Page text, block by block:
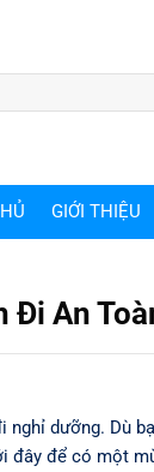
GIỚI THIỆU
Đi An
dưỡng. Dù
để có một